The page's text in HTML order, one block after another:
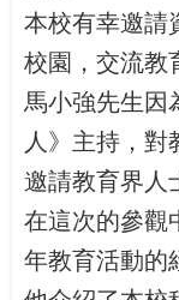
本校有幸邀請
校園，交流教
馬小強先生因
人》主持，
邀請教育界人
在這次的參觀
年教育活動的